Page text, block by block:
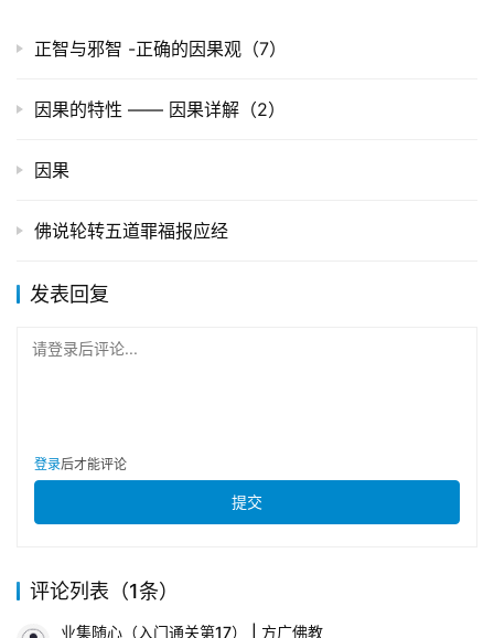
正智与邪智 -正确的因果观（7）
因果的特性 —— 因果详解（2）
因果
佛说轮转五道罪福报应经
发表回复
请登录后评论...
登录后才能评论
提交
评论列表（1条）
业集随心（入门通关第17） | 方广佛教